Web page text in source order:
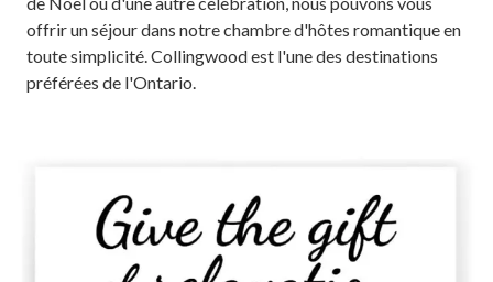
offrir un séjour dans notre chambre d'hôtes romantique en
toute simplicité. Collingwood est l'une des destinations
préférées de l'Ontario.